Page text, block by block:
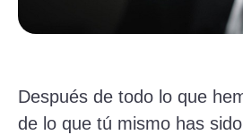
Después de todo lo que
de lo que tú mismo has